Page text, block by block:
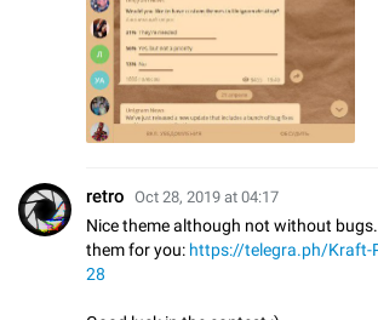
⁡retro Oct 28, 2019 at 04:17
Nice theme although not without
them for you: https://telegra.ph/Kraft-
28